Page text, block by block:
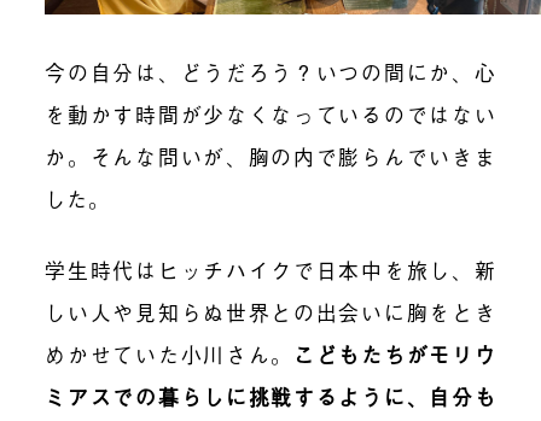
今の自分は、どうだろう？いつの間にか、心
を動かす時間が少なくなっているのではない
か。そんな問いが、胸の内で膨らんでいきま
した。
学生時代はヒッチハイクで日本中を旅し、新
しい人や見知らぬ世界との出会いに胸をとき
めかせていた小川さん。
こどもたちがモリウ
ミアスでの暮らしに挑戦するように、自分も